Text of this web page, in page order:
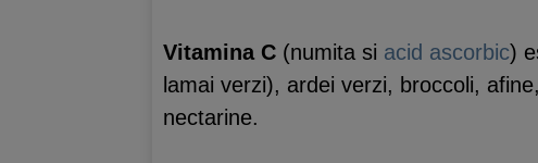
Vitamina C (numita si acid ascorbic)
lamai verzi), ardei verzi, broccoli,
nectarine.